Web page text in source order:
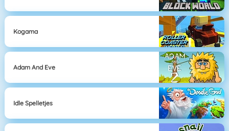
Kogama
Adam And Eve
Idle Spelletjes